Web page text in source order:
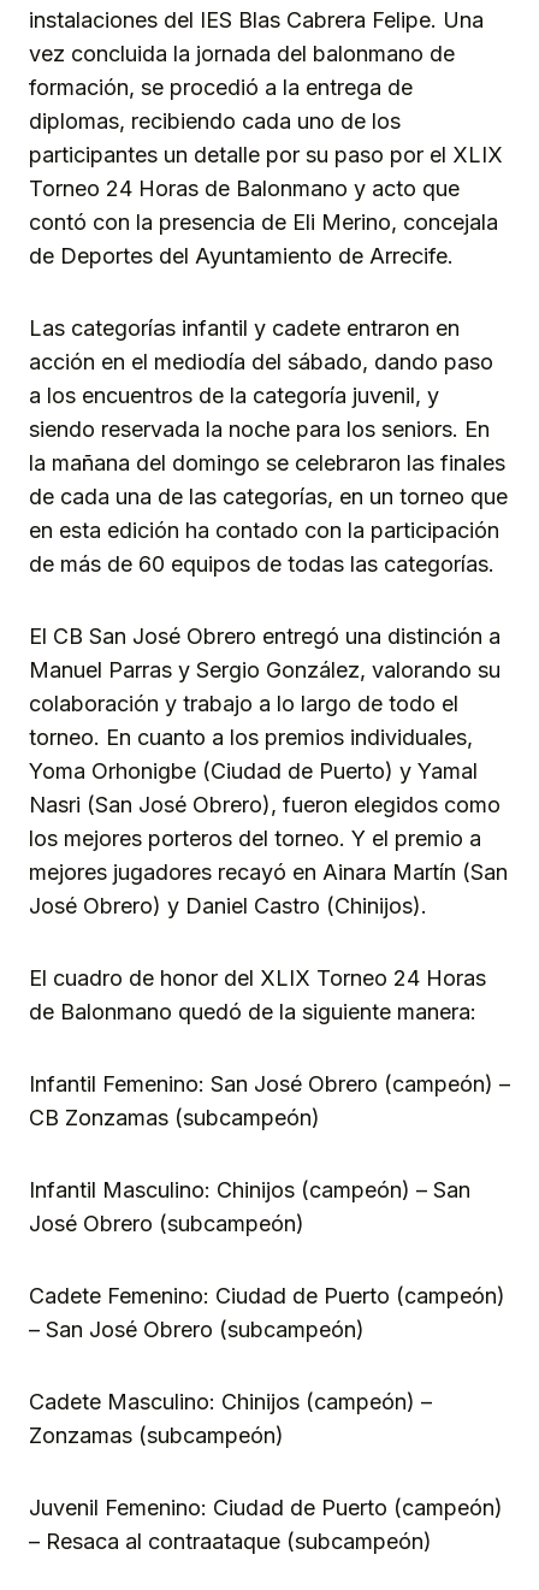
instalaciones del IES Blas Cabrera Felipe. Una
vez concluida la jornada del balonmano de
formación, se procedió a la entrega de
diplomas, recibiendo cada uno de los
participantes un detalle por su paso por el XLIX
Torneo 24 Horas de Balonmano y acto que
contó con la presencia de Eli Merino, concejala
de Deportes del Ayuntamiento de Arrecife.
Las categorías infantil y cadete entraron en
acción en el mediodía del sábado, dando paso
a los encuentros de la categoría juvenil, y
siendo reservada la noche para los seniors. En
la mañana del domingo se celebraron las finales
de cada una de las categorías, en un torneo que
en esta edición ha contado con la participación
de más de 60 equipos de todas las categorías.
El CB San José Obrero entregó una distinción a
Manuel Parras y Sergio González, valorando su
colaboración y trabajo a lo largo de todo el
torneo. En cuanto a los premios individuales,
Yoma Orhonigbe (Ciudad de Puerto) y Yamal
Nasri (San José Obrero), fueron elegidos como
los mejores porteros del torneo. Y el premio a
mejores jugadores recayó en Ainara Martín (San
José Obrero) y Daniel Castro (Chinijos).
El cuadro de honor del XLIX Torneo 24 Horas
de Balonmano quedó de la siguiente manera:
Infantil Femenino: San José Obrero (campeón) –
CB Zonzamas (subcampeón)
Infantil Masculino: Chinijos (campeón) – San
José Obrero (subcampeón)
Cadete Femenino: Ciudad de Puerto (campeón)
– San José Obrero (subcampeón)
Cadete Masculino: Chinijos (campeón) –
Zonzamas (subcampeón)
Juvenil Femenino: Ciudad de Puerto (campeón)
– Resaca al contraataque (subcampeón)